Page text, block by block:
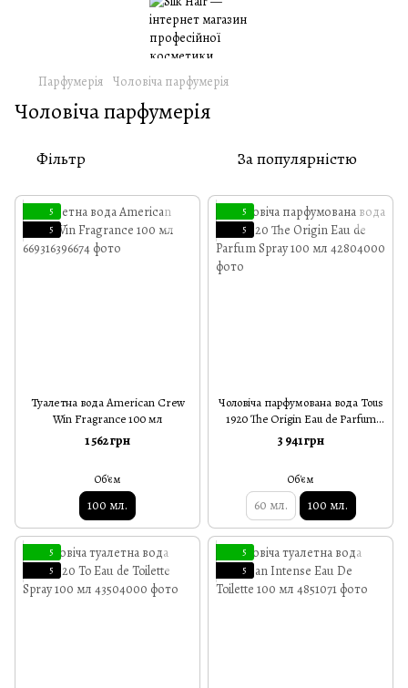
Парфумерія Чоловіча парфумерія
Чоловіча парфумерія
Фільтр За популярністю
5
5
Туалетна вода American Crew
Win Fragrance 100 мл
1 562 грн
Об'єм
100 мл.
5
5
Чоловіча парфумована вода Tous
1920 The Origin Eau de Parfum
Spray 100 мл
3 941 грн
Об'єм
60 мл. 100 мл.
5
5
5
5